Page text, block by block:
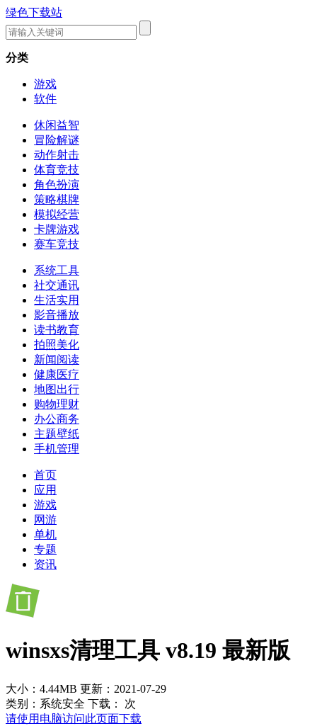
绿色下载站
分类
游戏
软件
休闲益智
冒险解谜
动作射击
体育竞技
角色扮演
策略棋牌
模拟经营
卡牌游戏
赛车竞技
系统工具
社交通讯
生活实用
影音播放
读书教育
拍照美化
新闻阅读
健康医疗
地图出行
购物理财
办公商务
主题壁纸
手机管理
首页
应用
游戏
网游
单机
专题
资讯
winsxs清理工具 v8.19 最新版
大小：4.44MB 更新：2021-07-29
类别：系统安全 下载：
次
请使用电脑访问此页面下载